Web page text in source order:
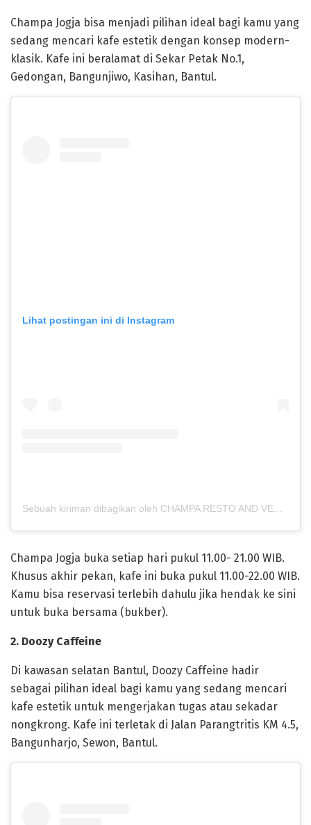
Champa Jogja bisa menjadi pilihan ideal bagi kamu yang
sedang mencari kafe estetik dengan konsep modern-
klasik. Kafe ini beralamat di Sekar Petak No.1,
Gedongan, Bangunjiwo, Kasihan, Bantul.
Lihat postingan ini di Instagram
Sebuah kiriman dibagikan oleh CHAMPA RESTO AND VENUE (@champa.jogja)
Champa Jogja buka setiap hari pukul 11.00- 21.00 WIB.
Khusus akhir pekan, kafe ini buka pukul 11.00-22.00 WIB.
Kamu bisa reservasi terlebih dahulu jika hendak ke sini
untuk buka bersama (bukber).
2. Doozy Caffeine
Di kawasan selatan Bantul, Doozy Caffeine hadir
sebagai pilihan ideal bagi kamu yang sedang mencari
kafe estetik untuk mengerjakan tugas atau sekadar
nongkrong. Kafe ini terletak di Jalan Parangtritis KM 4.5,
Bangunharjo, Sewon, Bantul.